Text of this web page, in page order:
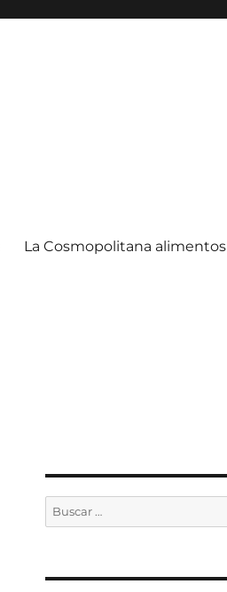
La Cosmopolitana alimentos
Buscar
por: